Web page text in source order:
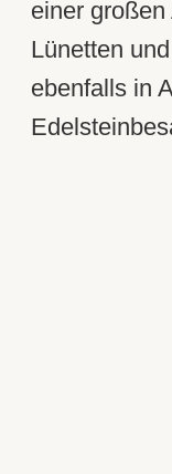
einer
Lünetten
ebenfalls in